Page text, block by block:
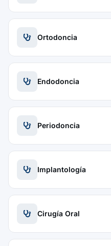
Ortodoncia
Endodoncia
Periodoncia
Implantología
Cirugía Oral